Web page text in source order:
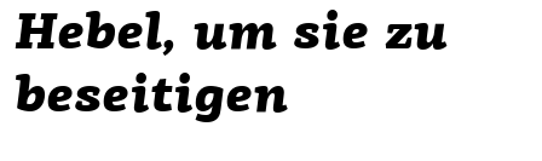
Hebel, um sie zu
beseitigen